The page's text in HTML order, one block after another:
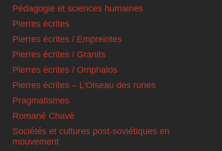
Pédagogie et sciences humaines
Pierres écrites
Pierres écrites / Empreintes
Pierres écrites / Granits
Pierres écrites / Omphalos
Pierres écrites – L'Oiseau des runes
Pragmatismes
Romané Chavé
Sociétés et cultures post-soviétiques en
mouvement